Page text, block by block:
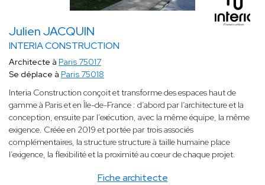
Julien JACQUIN
INTERIA CONSTRUCTION
Fiche architecte
Architecte à Paris 75017
Se déplace à Paris 75018
Interia Construction conçoit et transforme des espaces haut de
gamme à Paris et en Île-de-France : d’abord par l’architecture et la
conception, ensuite par l’exécution, avec la même équipe, la même
exigence. Créée en 2019 et portée par trois associés
complémentaires, la structure structure à taille humaine place
l’exigence, la flexibilité et la proximité au cœur de chaque projet.